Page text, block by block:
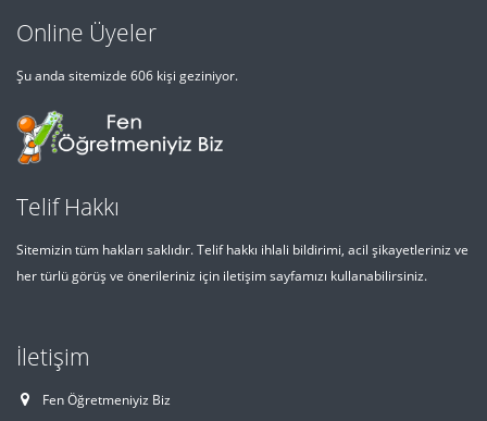
Online Üyeler
Şu anda sitemizde 606 kişi geziniyor.
Telif Hakkı
Sitemizin tüm hakları saklıdır. Telif hakkı ihlali bildirimi, acil şikayetleriniz ve
her türlü görüş ve önerileriniz için iletişim sayfamızı kullanabilirsiniz.
İletişim
Fen Öğretmeniyiz Biz